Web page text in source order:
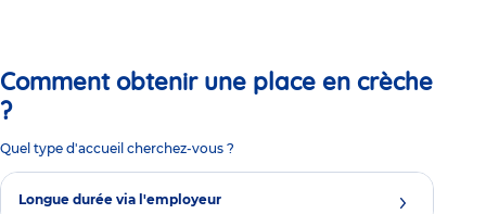
Comment obtenir une place en crèche
?
Quel type d'accueil cherchez-vous ?
Longue durée via l'employeur